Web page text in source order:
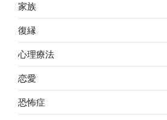
家族
復縁
心理療法
恋愛
恐怖症